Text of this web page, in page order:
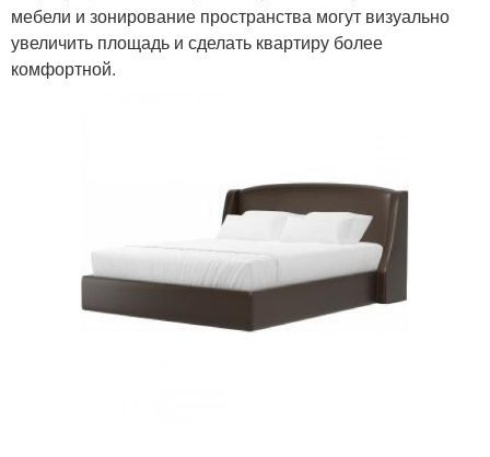
мебели и зонирование пространства могут визуально
увеличить площадь и сделать квартиру более
комфортной.